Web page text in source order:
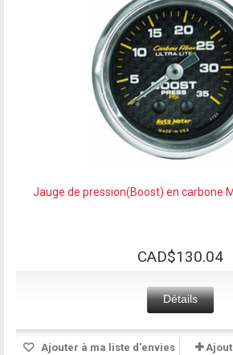
Jauge de pression(Boost) en carbone
CAD$130.04
Détails
Ajouter à ma liste d'envies